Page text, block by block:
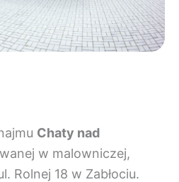
Chaty nad
w malowniczej,
Rolnej 18 w Zabłociu.